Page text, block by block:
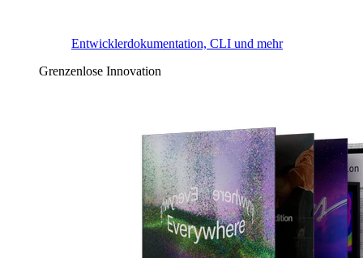
Entwicklerdokumentation, CLI und mehr
Grenzenlose Innovation